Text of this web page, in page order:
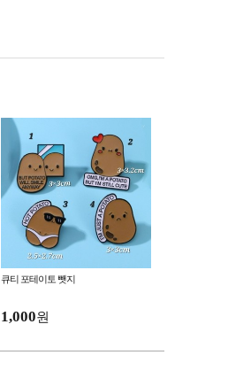
큐티 포테이토 뺏지
1,000원